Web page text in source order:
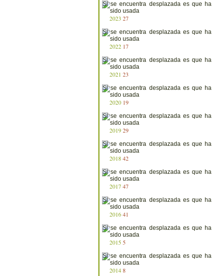
2023 27
2022 17
2021 23
2020 19
201929
201842
201747
201641
2015 5
20148